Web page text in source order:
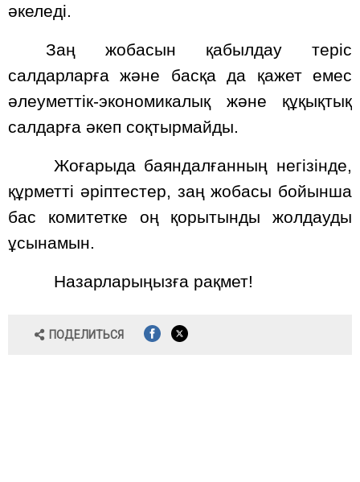
әкеледі.
Заң жобасын қабылдау теріс
салдарларға және басқа да қажет емес
әлеуметтік-экономикалық және құқықтық
салдарға әкеп соқтырмайды.
Жоғарыда баяндалғанның негізінде,
құрметті әріптестер, заң жобасы бойынша
бас комитетке оң қорытынды жолдауды
ұсынамын.
Назарларыңызға рақмет!
ПОДЕЛИТЬСЯ